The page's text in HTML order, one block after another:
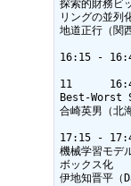
探索的財務ビ
リングの並列
地道正行（関
16:15 - 16:45	-- 休
11	16:45 - 17:15
Best-Worst
合崎英男（北
17:15 -
機械学習モデ
ボックス化
伊地知晋平（